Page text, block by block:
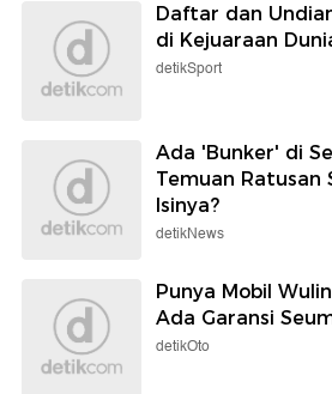
Daftar dan
di Kejuaraan
detikSport
Ada 'Bunker' di
Temuan Ratusan
Isinya?
detikNews
Punya Mobil
Ada Garansi
detikOto